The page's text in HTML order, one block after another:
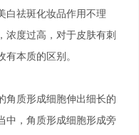
白祛斑化妆品作用不理
浓度过高，对于皮肤有刺
本质的区别。
角质形成细胞伸出细长的
中，角质形成细胞形成旁